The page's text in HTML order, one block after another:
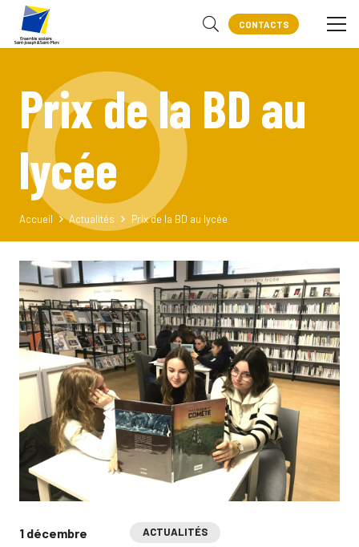
CONTACTS
Prix de la BD au
lycée
Accueil Actualités Prix de la BD au lycée
1 décembre
ACTUALITÉS